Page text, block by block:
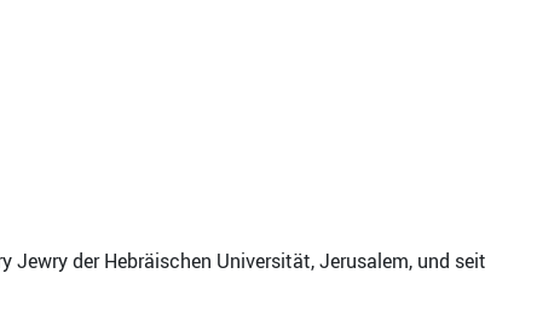
der Hebräischen Universität, Jerusalem, und seit